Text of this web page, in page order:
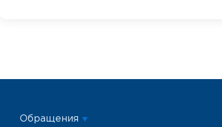
Обращения